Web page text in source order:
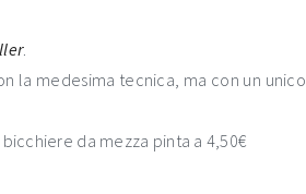
.
la medesima tecnica, ma con un unico
da mezza pinta a 4,50€